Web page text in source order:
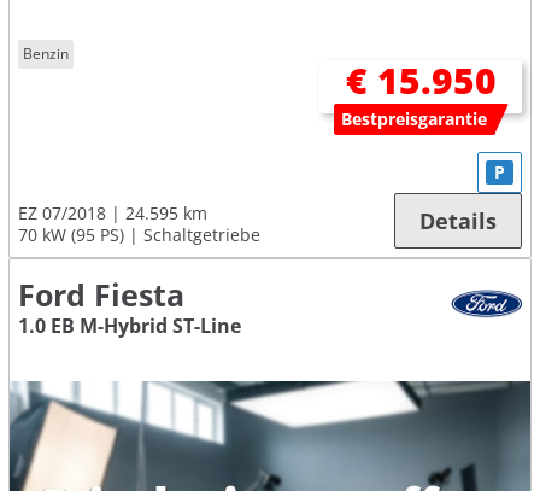
Benzin
€ 15.950
Bestpreisgarantie
EZ 07/2018
24.595 km
70 kW (95 PS)
Schaltgetriebe
P
Details
Ford Fiesta
1.0 EB M-Hybrid ST-Line